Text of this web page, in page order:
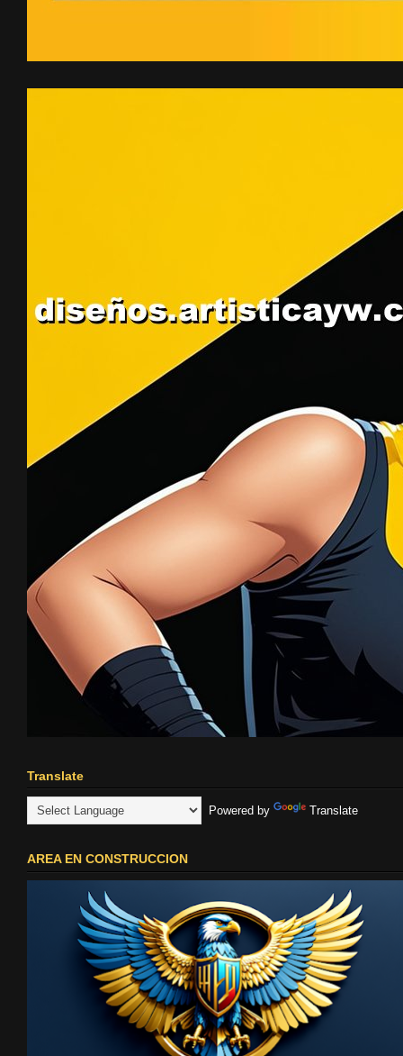
Translate
Powered by Translate
AREA EN CONSTRUCCION